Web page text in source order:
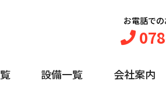
お電話で
設備一覧 会社案内